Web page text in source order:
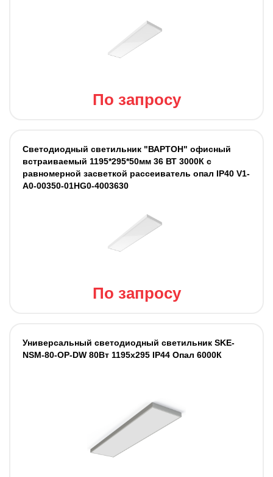
По запросу
Светодиодный светильник "ВАРТОН" офисный
встраиваемый 1195*295*50мм 36 ВТ 3000К с
равномерной засветкой рассеиватель опал IP40 V1-
A0-00350-01HG0-4003630
По запросу
Универсальный светодиодный светильник SKE-
NSM-80-OP-DW 80Вт 1195x295 IP44 Опал 6000К